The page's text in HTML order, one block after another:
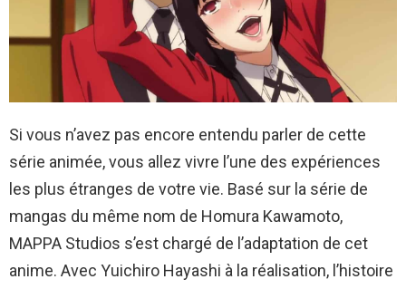
Si vous n’avez pas encore entendu parler de cette
série animée, vous allez vivre l’une des expériences
les plus étranges de votre vie. Basé sur la série de
mangas du même nom de Homura Kawamoto,
MAPPA Studios s’est chargé de l’adaptation de cet
anime. Avec Yuichiro Hayashi à la réalisation, l’histoire